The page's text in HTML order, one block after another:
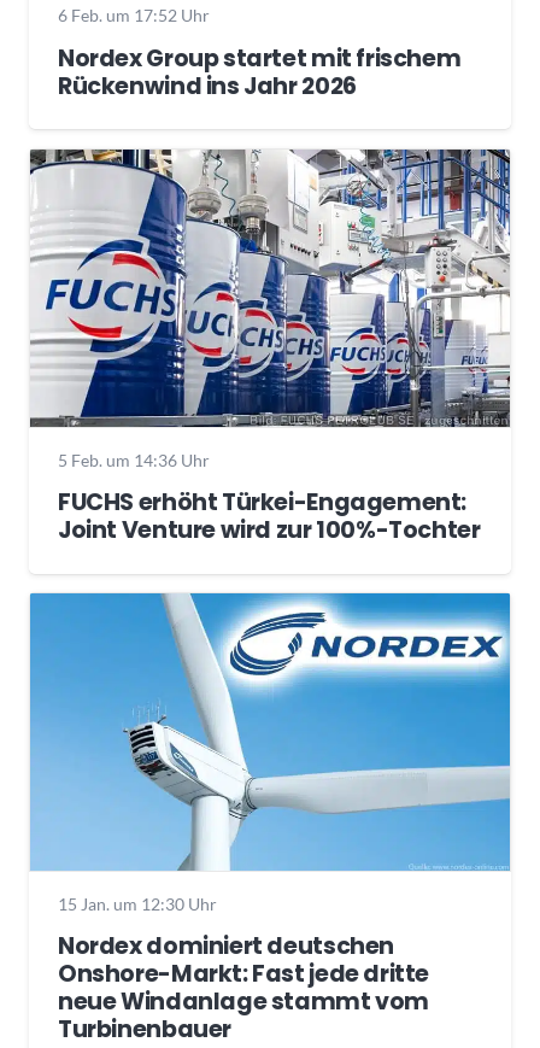
6 Feb. um 17:52 Uhr
Nordex Group startet mit frischem
Rückenwind ins Jahr 2026
5 Feb. um 14:36 Uhr
FUCHS erhöht Türkei-Engagement:
Joint Venture wird zur 100%-Tochter
15 Jan. um 12:30 Uhr
Nordex dominiert deutschen
Onshore-Markt: Fast jede dritte
neue Windanlage stammt vom
Turbinenbauer